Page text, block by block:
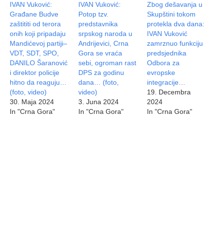
IVAN Vuković:
Građane Budve
zaštititi od terora
onih koji pripadaju
Mandićevoj partiji–
VDT, SDT, SPO,
DANILO Šaranović
i direktor policije
hitno da reaguju…
(foto, video)
30. Maja 2024
In "Crna Gora"
IVAN Vuković:
Potop tzv.
predstavnika
srpskog naroda u
Andrijevici, Crna
Gora se vraća
sebi, ogroman rast
DPS za godinu
dana… (foto,
video)
3. Juna 2024
In "Crna Gora"
Zbog dešavanja u
Skupštini tokom
protekla dva dana:
IVAN Vuković
zamrznuo funkciju
predsjednika
Odbora za
evropske
integracije…
19. Decembra
2024
In "Crna Gora"